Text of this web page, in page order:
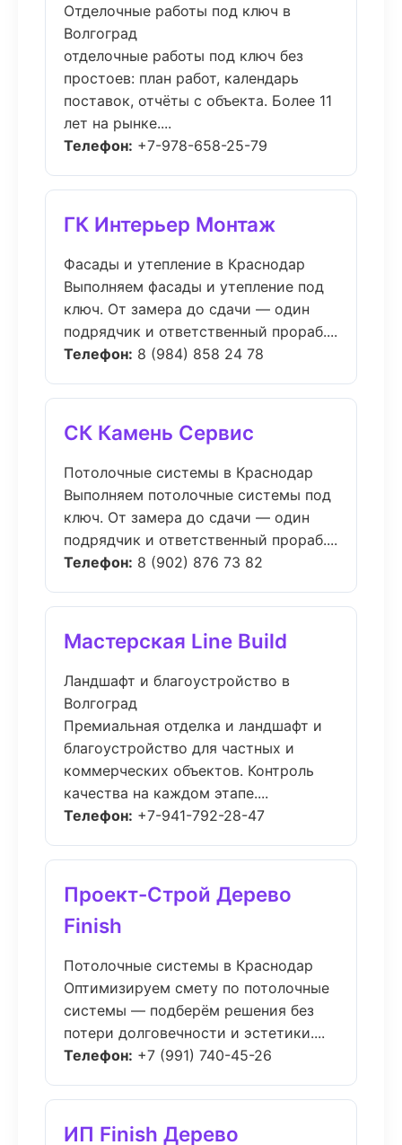
Отделочные работы под ключ в
Волгоград
отделочные работы под ключ без
простоев: план работ, календарь
поставок, отчёты с объекта. Более 11
лет на рынке....
Телефон: +7-978-658-25-79
ГК Интерьер Монтаж
Фасады и утепление в Краснодар
Выполняем фасады и утепление под
ключ. От замера до сдачи — один
подрядчик и ответственный прораб....
Телефон: 8 (984) 858 24 78
СК Камень Сервис
Потолочные системы в Краснодар
Выполняем потолочные системы под
ключ. От замера до сдачи — один
подрядчик и ответственный прораб....
Телефон: 8 (902) 876 73 82
Мастерская Line Build
Ландшафт и благоустройство в
Волгоград
Премиальная отделка и ландшафт и
благоустройство для частных и
коммерческих объектов. Контроль
качества на каждом этапе....
Телефон: +7-941-792-28-47
Проект-Строй Дерево
Finish
Потолочные системы в Краснодар
Оптимизируем смету по потолочные
системы — подберём решения без
потери долговечности и эстетики....
Телефон: +7 (991) 740-45-26
ИП Finish Дерево